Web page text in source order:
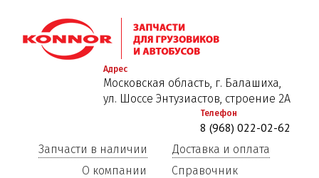
к
основному
Адрес
Московская область, г. Балашиха,
ул. Шоссе Энтузиастов, строение 2А
Телефон
8 (968) 022-02-62
Запчасти в наличии
Доставка и оплата
О компании
Справочник